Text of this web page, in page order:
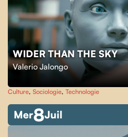
WIDER THAN THE SKY
Valerio Jalongo
Culture, Sociologie, Technologie
Mer8Juil